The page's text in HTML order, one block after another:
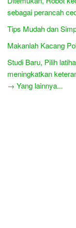
sebagai perancah
Tips Mudah dan
Makanlah Kacang
Studi Baru, Pilih
meningkatkan
→ Yang lainnya...